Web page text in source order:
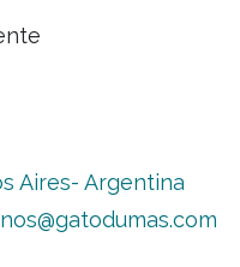
en otra del
de la materia.
dirigirse a